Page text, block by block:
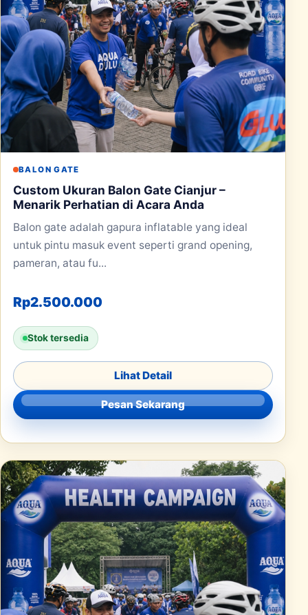
BALON GATE
Custom Ukuran Balon Gate Cianjur –
Menarik Perhatian di Acara Anda
Balon gate adalah gapura inflatable yang ideal
untuk pintu masuk event seperti grand opening,
pameran, atau fu...
Rp2.500.000
Stok tersedia
Lihat Detail
Pesan Sekarang